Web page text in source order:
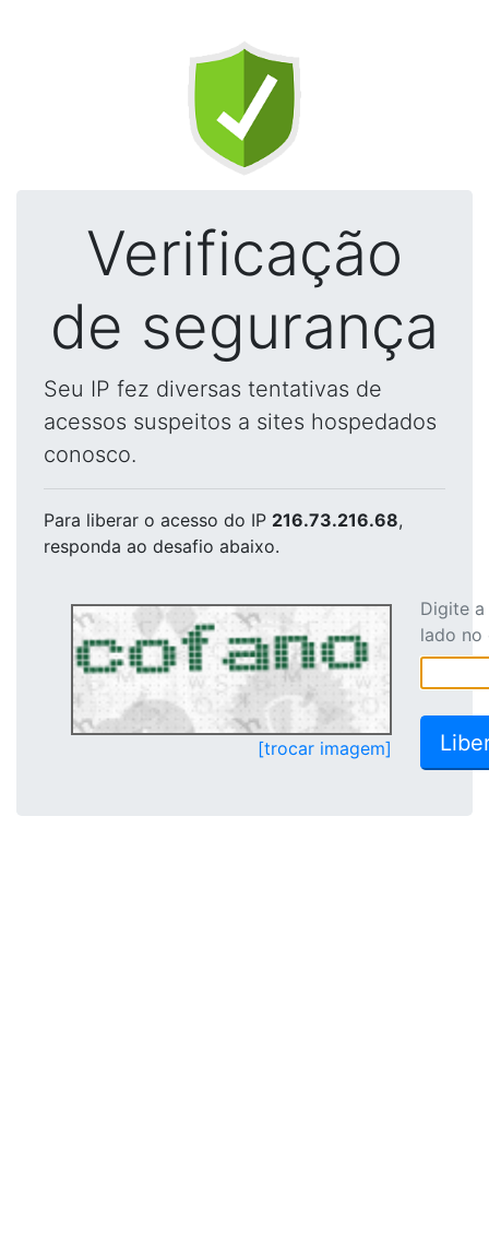
Verificação
de segurança
Seu IP fez diversas tentativas de
acessos suspeitos a sites hospedados
conosco.
Para liberar o acesso do IP 216.73.216.68,
responda ao desafio abaixo.
[trocar imagem]
Digite
lado no